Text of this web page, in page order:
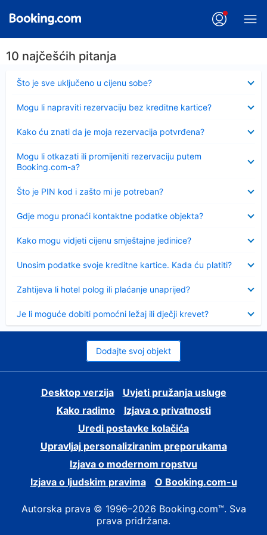
10 najčešćih pitanja
Što je sve uključeno u cijenu sobe?
Sažeto
Mogu li napraviti rezervaciju bez kreditne kartice?
Kako ću znati da je moja rezervacija potvrđena?
Mogu li otkazati ili promijeniti rezervaciju putem
Booking.com-a?
Što je PIN kod i zašto mi je potreban?
Sažeto
Gdje mogu pronaći kontaktne podatke objekta?
Kako mogu vidjeti cijenu smještajne jedinice?
Unosim podatke svoje kreditne kartice. Kada ću platiti?
Zahtijeva li hotel polog ili plaćanje unaprijed?
Je li moguće dobiti pomoćni ležaj ili dječji krevet?
Dodajte svoj objekt
Desktop verzija
Uvjeti pružanja usluge
Kako radimo
Izjava o privatnosti
Uredi postavke kolačića
Upravljaj personaliziranim preporukama
Izjava o modernom ropstvu
Izjava o ljudskim pravima
O Booking.com-u
Autorska prava © 1996–2026 Booking.com™. Sva
prava pridržana.